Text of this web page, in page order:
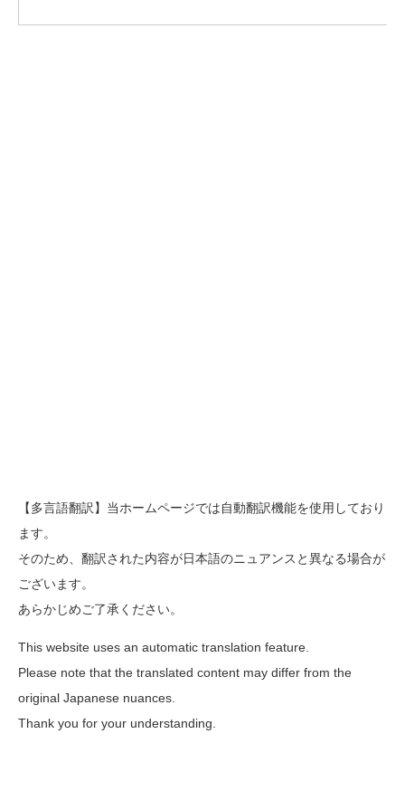
【多言語翻訳】当ホームページでは自動翻訳機能を使用しており
ます。
そのため、翻訳された内容が日本語のニュアンスと異なる場合が
ございます。
あらかじめご了承ください。
This website uses an automatic translation feature.
Please note that the translated content may differ from the
original Japanese nuances.
Thank you for your understanding.